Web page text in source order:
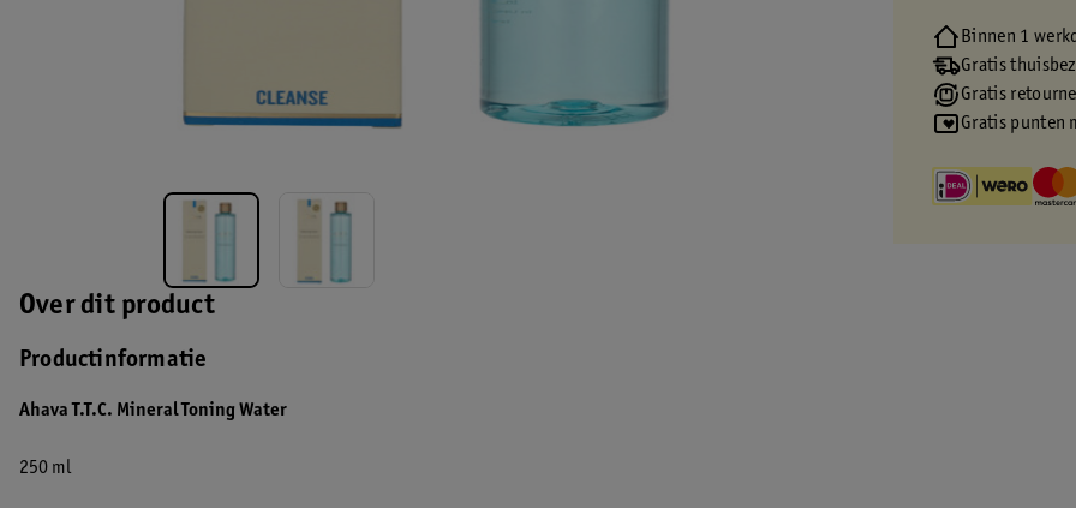
Over dit product
Productinformatie
Ahava T.T.C. Mineral Toning Water
250 ml
Binnen 1
Gratis
Gratis
Gratis punten